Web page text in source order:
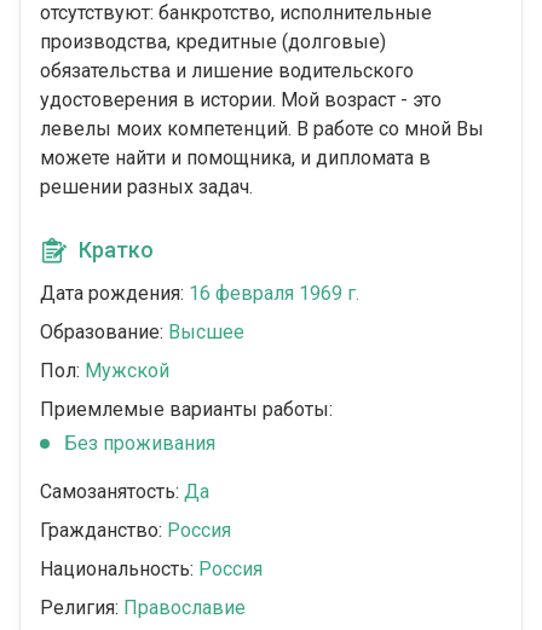
отсутствуют: банкротство, исполнительные
производства, кредитные (долговые)
обязательства и лишение водительского
удостоверения в истории. Мой возраст - это
левелы моих компетенций. В работе со мной Вы
можете найти и помощника, и дипломата в
решении разных задач.
Кратко
Дата рождения: 16 февраля 1969 г.
Образование: Высшее
Пол: Мужской
Приемлемые варианты работы:
Без проживания
Самозанятость: Да
Гражданство: Россия
Национальность: Россия
Религия: Православие